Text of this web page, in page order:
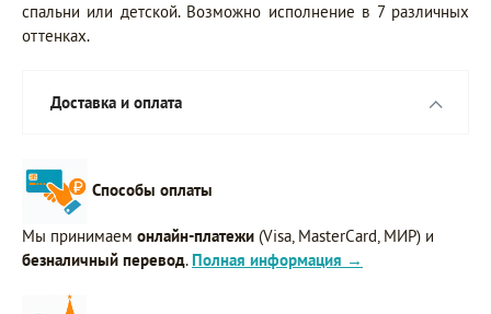
спальни или детской. Возможно исполнение в 7 различных
оттенках.
Доставка и оплата
Способы оплаты
Мы принимаем онлайн-платежи (Visa, MasterCard, МИР) и
безналичный перевод. Полная информация →